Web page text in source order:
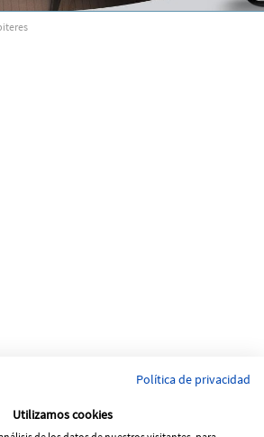
Política de privacidad
Utilizamos cookies